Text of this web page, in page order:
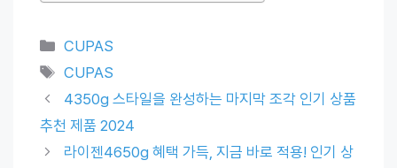
Categories
CUPAS
Tags
CUPAS
4350g 스타일을 완성하는 마지막 조각 인기 상품
추천 제품 2024
라이젠4650g 혜택 가득, 지금 바로 적용! 인기 상